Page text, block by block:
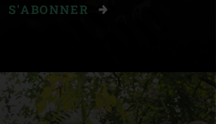
S'ABONNER